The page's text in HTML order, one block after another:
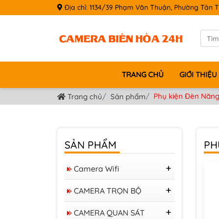
Địa chỉ: 1134/39 Phạm Văn Thuận, Phường Tân
TRANG CHỦ GIỚI THIỆU
Trang chủ Sản phẩm Phụ kiện Đèn
SẢN PHẨM
Camera Wifi
Camera IMOU
Camera IP WIFI Ezviz
CAMERA TRỌN BỘ
Bộ KIT 04 Camera
VIGI 4MP
CAMERA QUAN SÁT